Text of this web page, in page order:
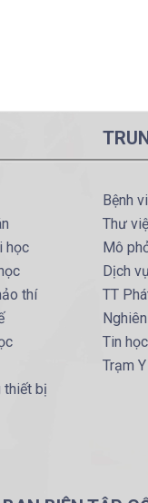
học
thí
thiết bị
Bệnh
Thư
Mô
Dịch
TT
Tin
Trạm